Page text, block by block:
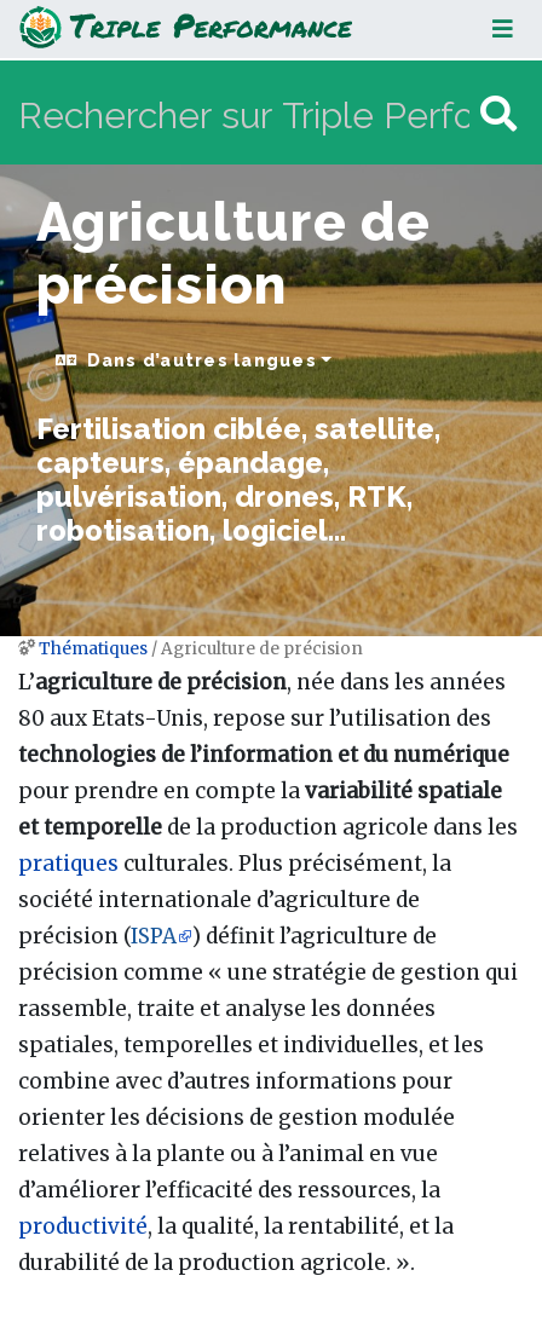
Agriculture de précision
Agriculture de
précision
Dans d’autres langues
Fertilisation ciblée, satellite,
capteurs, épandage,
pulvérisation, drones, RTK,
robotisation, logiciel...
Aller à :navigation,rechercher
Thématiques / Agriculture de précision
L’agriculture de précision, née dans les années
80 aux Etats-Unis, repose sur l’utilisation des
technologies de l’information et du numérique
pour prendre en compte lavariabilité spatiale
et temporelle de la production agricole dans les
pratiques culturales. Plus précisément, la
société internationale d’agriculture de
précision (ISPA
) définit l’agriculture de
précision comme « une stratégie de gestion qui
rassemble, traite et analyse les données
spatiales, temporelles et individuelles, et les
combine avec d’autres informations pour
orienter les décisions de gestion modulée
relatives à la plante ou à l’animal en vue
d’améliorer l’efficacité des ressources, la
productivité, la qualité, la rentabilité, et la
durabilité de la production agricole. ».